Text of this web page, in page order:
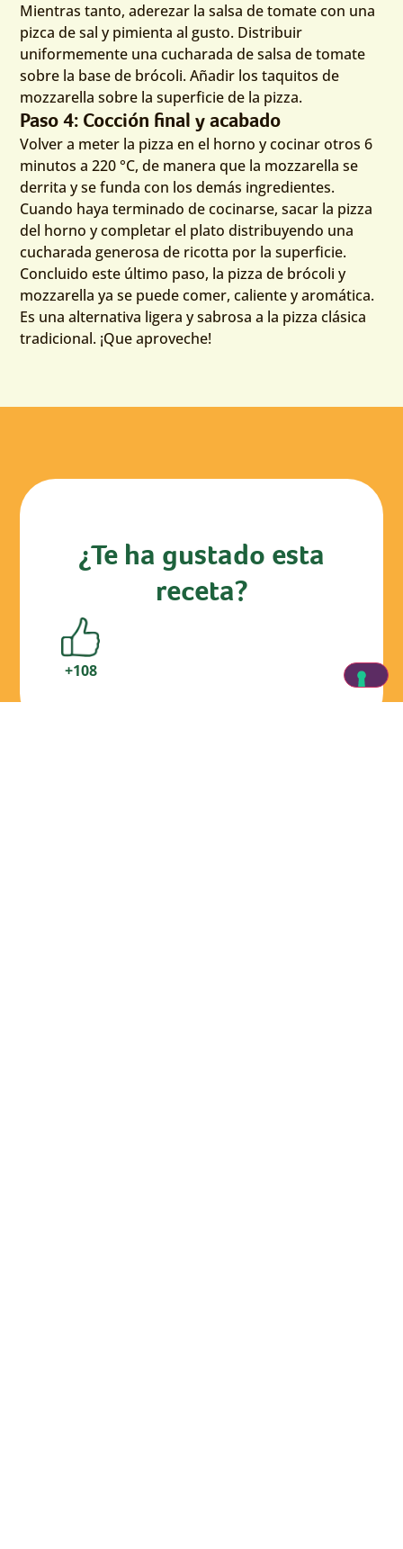
Mientras tanto, aderezar la salsa de tomate con una
pizca de sal y pimienta al gusto. Distribuir
uniformemente una cucharada de salsa de tomate
sobre la base de brócoli. Añadir los taquitos de
mozzarella sobre la superficie de la pizza.
Paso 4: Cocción final y acabado
Volver a meter la pizza en el horno y cocinar otros 6
minutos a 220 °C, de manera que la mozzarella se
derrita y se funda con los demás ingredientes.
Cuando haya terminado de cocinarse, sacar la pizza
del horno y completar el plato distribuyendo una
cucharada generosa de ricotta por la superficie.
Concluido este último paso, la pizza de brócoli y
mozzarella ya se puede comer, caliente y aromática.
Es una alternativa ligera y sabrosa a la pizza clásica
tradicional. ¡Que aproveche!
¿Te ha gustado esta
receta?
+108